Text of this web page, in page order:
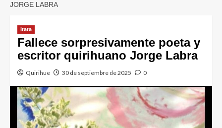
JORGE LABRA
Itata
Fallece sorpresivamente poeta y
escritor quirihuano Jorge Labra
Quirihue 30 de septiembre de 2025 0